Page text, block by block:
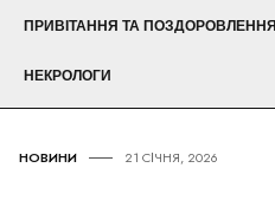
ПРИВІТАННЯ ТА ПОЗДОРОВЛЕННЯ
НЕКРОЛОГИ
НОВИНИ 21 СІЧНЯ, 2026